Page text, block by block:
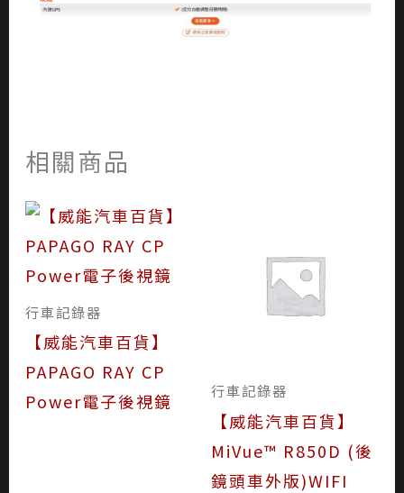
相關商品
行車記錄器
【威能汽車百貨】
PAPAGO RAY CP
Power電子後視鏡
行車記錄器
【威能汽車百貨】
MiVue™ R850D (後
鏡頭車外版)WIFI